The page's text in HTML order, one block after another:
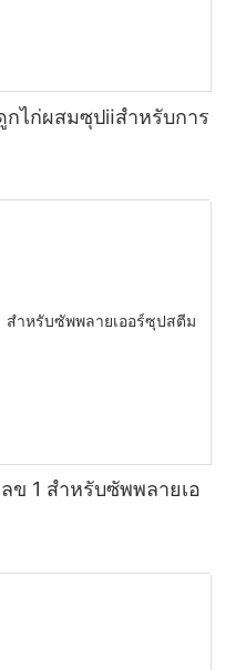
กไก่ผสมซุปⅱสำหรับการ
ข 1 สำหรับซัพพลายเอ